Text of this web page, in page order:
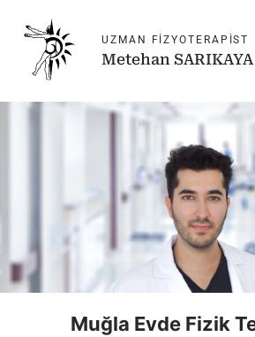
UZMAN FIZYOTERAPIST
Metehan SARIKAYA
Muğla Evde Fizik